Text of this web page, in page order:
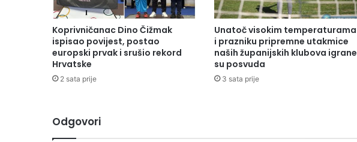
Koprivničanac Dino Čižmak
ispisao povijest, postao
europski prvak i srušio rekord
Hrvatske
2 sata prije
Unatoč visokim temperaturama
i prazniku pripremne utakmice
naših županijskih klubova igrane
su posvuda
3 sata prije
Odgovori